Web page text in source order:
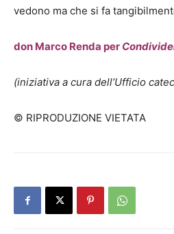
vedono ma che si fa
don Marco Renda per
(iniziativa a cura dell’Ufficio
© RIPRODUZIONE VIETATA